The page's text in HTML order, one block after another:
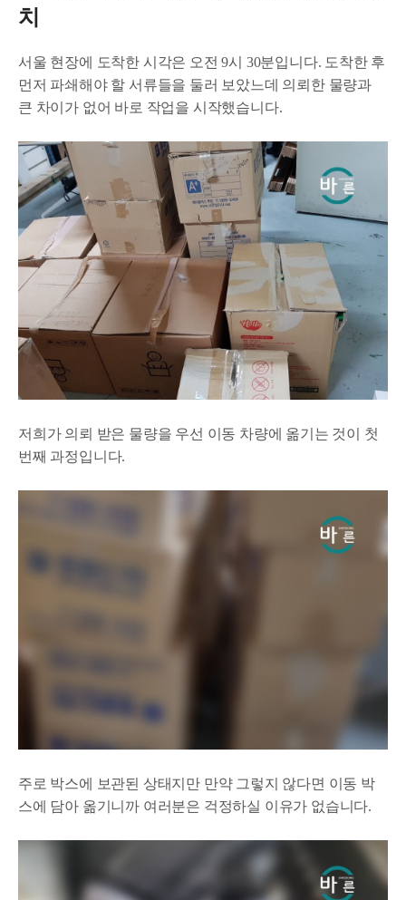
치
서울 현장에 도착한 시각은 오전 9시 30분입니다. 도착한 후
먼저 파쇄해야 할 서류들을 둘러 보았느데 의뢰한 물량과
큰 차이가 없어 바로 작업을 시작했습니다.
저희가 의뢰 받은 물량을 우선 이동 차량에 옮기는 것이 첫
번째 과정입니다.
주로 박스에 보관된 상태지만 만약 그렇지 않다면 이동 박
스에 담아 옮기니까 여러분은 걱정하실 이유가 없습니다.